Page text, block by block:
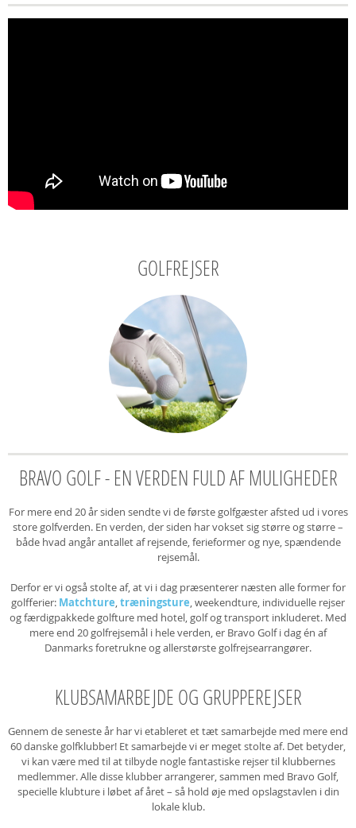
GOLFREJSER
BRAVO GOLF - EN VERDEN FULD AF MULIGHEDER
For mere end 20 år siden sendte vi de første golfgæster afsted ud i vores
store golfverden. En verden, der siden har vokset sig større og større –
både hvad angår antallet af rejsende, ferieformer og nye, spændende
rejsemål.
Derfor er vi også stolte af, at vi i dag præsenterer næsten alle former for
golfferier: Matchture,træningsture, weekendture, individuelle rejser
og færdigpakkede golfture med hotel, golf og transport inkluderet. Med
mere end 20 golfrejsemål i hele verden, er Bravo Golf i dag én af
Danmarks foretrukne og allerstørste golfrejsearrangører.
KLUBSAMARBEJDE OG GRUPPEREJSER
Gennem de seneste år har vi etableret et tæt samarbejde med mere end
60 danske golfklubber! Et samarbejde vi er meget stolte af. Det betyder,
vi kan være med til at tilbyde nogle fantastiske rejser til klubbernes
medlemmer. Alle disse klubber arrangerer, sammen med Bravo Golf,
specielle klubture i løbet af året – så hold øje med opslagstavlen i din
lokale klub.